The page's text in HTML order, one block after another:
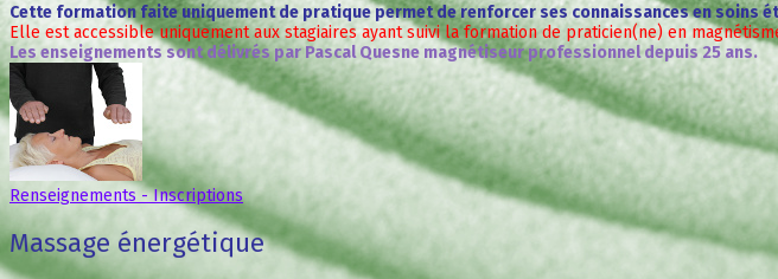
Cette formation faite uniquement de pratique permet de renforcer ses connaissances en soins
Elle est accessible uniquement aux stagiaires ayant suivi la formation de praticien(ne) en
Les enseignements sont délivrés par Pascal Quesne magnétiseur professionnel depuis 25 ans.
Renseignements - Inscriptions
Massage énergétique